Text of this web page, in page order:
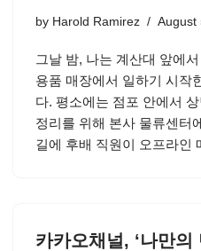
by Harold Ramirez August
그날 밤, 나는 계산대 앞에
용품 매장에서 일하기 시작
다. 평소에는 점포 안에서
정리를 위해 본사 물류센터
길에 후배 직원이 오프라인
카카오채널, ‘나만의